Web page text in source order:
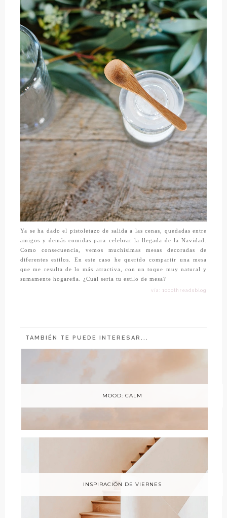
Ya se ha dado el pistoletazo de salida a las cenas, quedadas entre
amigos y demás comidas para celebrar la llegada de la Navidad.
Como consecuencia, vemos muchísimas mesas decoradas de
diferentes estilos. En este caso he querido compartir una mesa
que me resulta de lo más atractiva, con un toque muy natural y
sumamente hogareña. ¿Cuál sería tu estilo de mesa?
vía: 1000threadsblog
TAMBIÉN TE PUEDE INTERESAR...
MOOD: CALM
INSPIRACIÓN DE VIERNES